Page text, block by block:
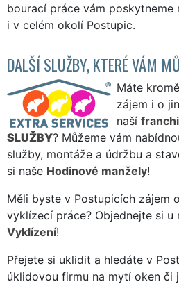
bourací práce vám poskytneme
i v celém okolí Postupic.
DALŠÍ SLUŽBY, KTERÉ VÁM
Máte
zájem i o
naší
SLUŽBY? Můžeme vám
služby, montáže a údržbu a
si naše Hodinové manžely!
Měli byste v Postupicích zájem
vyklízecí práce? Objednejte si u
Vyklízení!
Přejete si uklidit a hledáte v
úklidovou firmu na mytí oken či